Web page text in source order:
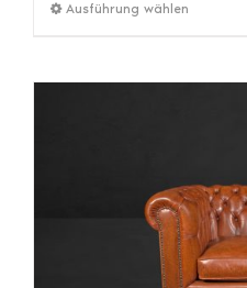
Ausführung wählen